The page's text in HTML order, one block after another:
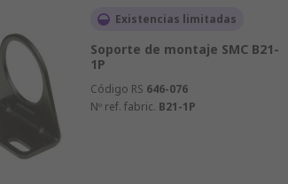
Existencias limitadas
Soporte de montaje SMC B21-
1P
Código RS 646-076
Nº ref. fabric. B21-1P